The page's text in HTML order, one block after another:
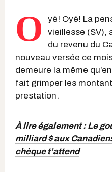
O yé! Oyé! La
vieillesse (SV),
du revenu du
nouveau versée ce
demeure la même
fait grimper les
prestation.
À lire également :Le
milliard $ aux
chèque t’attend